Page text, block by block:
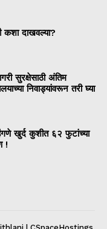
कशा दाखवल्या?
सुरक्षेसाठी अंतिम
निवाड्यांवरून तरी घ्या
खुर्द कुशीत ६२ फुटांच्या
!